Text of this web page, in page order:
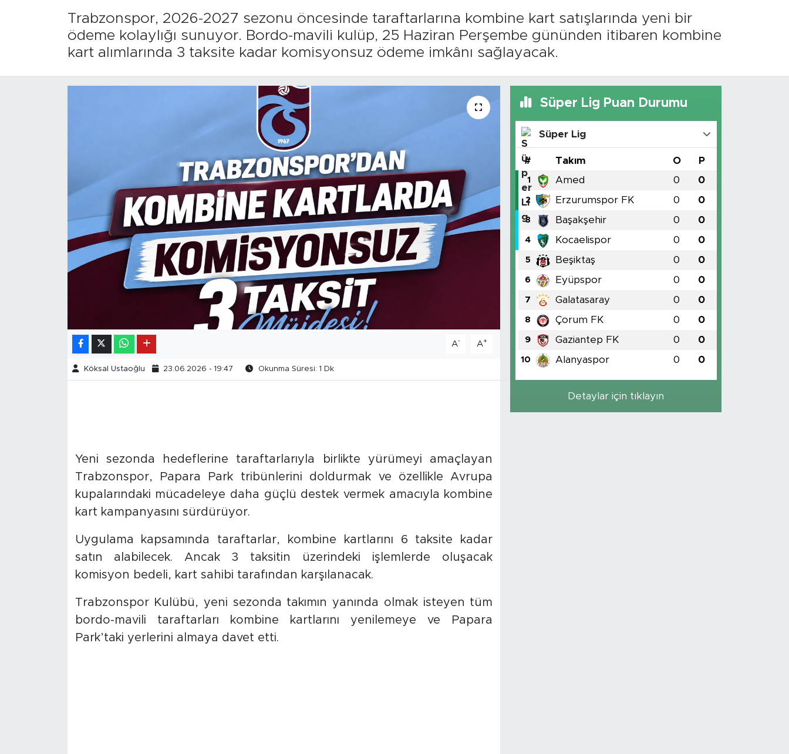
Trabzonspor, 2026-2027 sezonu öncesinde taraftarlarına kombine kart satışlarında yeni bir
ödeme kolaylığı sunuyor. Bordo-mavili kulüp, 25 Haziran Perşembe gününden itibaren kombine
kart alımlarında 3 taksite kadar komisyonsuz ödeme imkânı sağlayacak.
A- A+
Köksal Ustaoğlu 23.06.2026 - 19:47 Okunma Süresi: 1 Dk
Yeni sezonda hedeflerine taraftarlarıyla birlikte yürümeyi amaçlayan
Trabzonspor, Papara Park tribünlerini doldurmak ve özellikle Avrupa
kupalarındaki mücadeleye daha güçlü destek vermek amacıyla kombine
kart kampanyasını sürdürüyor.
Uygulama kapsamında taraftarlar, kombine kartlarını 6 taksite kadar
satın alabilecek. Ancak 3 taksitin üzerindeki işlemlerde oluşacak
komisyon bedeli, kart sahibi tarafından karşılanacak.
Trabzonspor Kulübü, yeni sezonda takımın yanında olmak isteyen tüm
bordo-mavili taraftarları kombine kartlarını yenilemeye ve Papara
Park’taki yerlerini almaya davet etti.
Süper Lig Puan Durumu
Süper Lig
# Takım O P
1 Amed 0 0
2 Erzurumspor FK 0 0
3 Başakşehir 0 0
4 Kocaelispor 0 0
5 Beşiktaş 0 0
6 Eyüpspor 0 0
7 Galatasaray 0 0
8 Çorum FK 0 0
9 Gaziantep FK 0 0
10 Alanyaspor 0 0
Detaylar için tıklayın